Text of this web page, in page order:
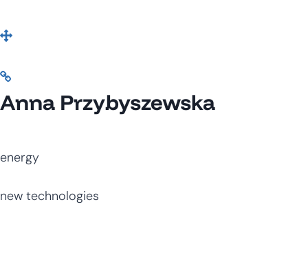
Anna Przybyszewska
energy
new technologies